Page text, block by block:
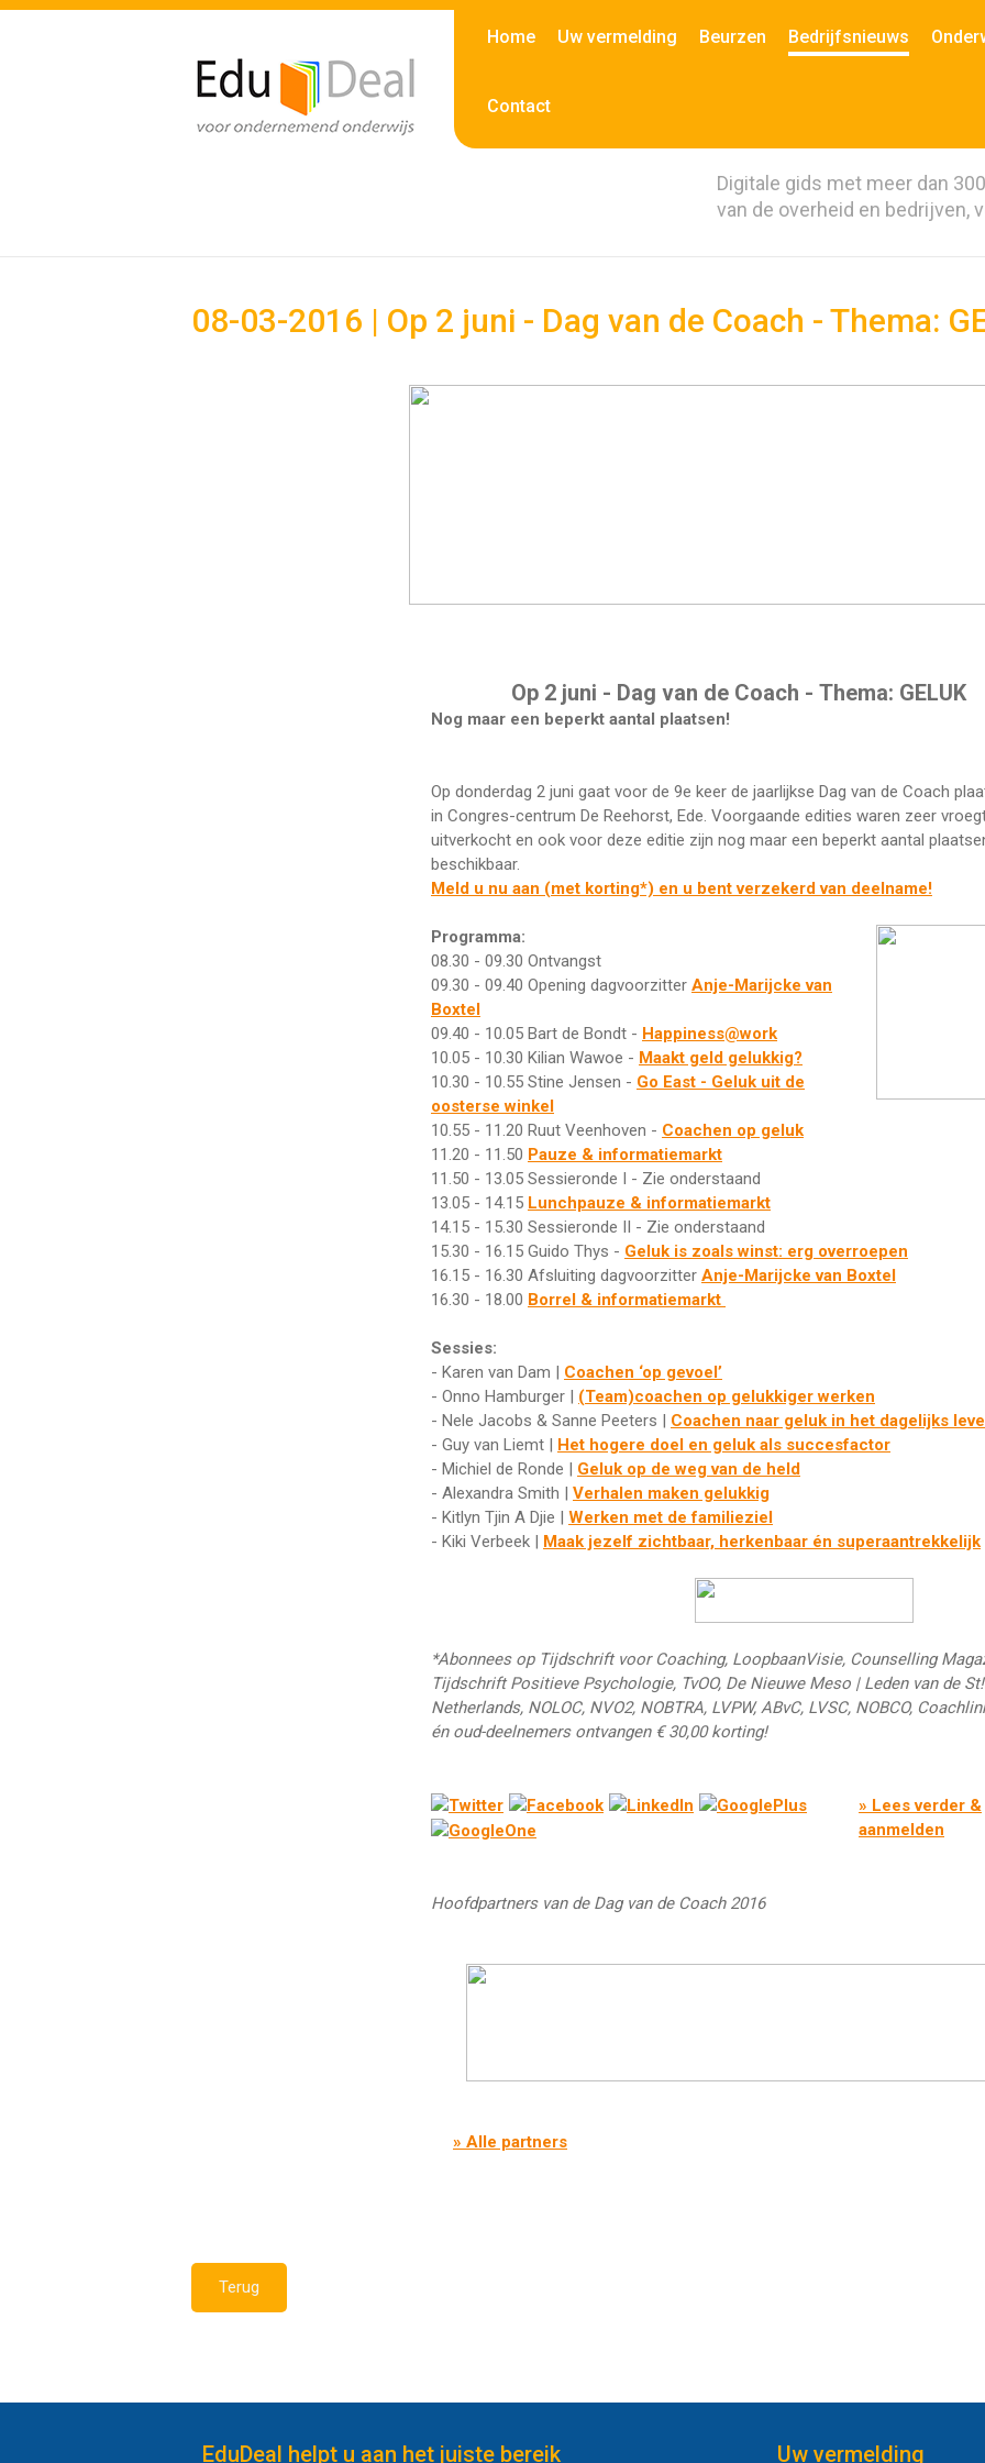
Home Uw vermelding Beurzen Bedrijfsnieuws
Contact
Digitale gids met meer dan
van de overheid en bedrijven,
08-03-2016 | Op 2 juni - Dag van de Coach - Thema:
Op 2 juni - Dag van de Coach - Thema: GELUK
Nog maar een beperkt aantal plaatsen!
Op donderdag 2 juni gaat voor de 9e keer de jaarlijkse Dag van de Coach
in Congres-centrum De Reehorst, Ede. Voorgaande edities waren zeer
uitverkocht en ook voor deze editie zijn nog maar een beperkt aantal
beschikbaar.
Meld u nu aan (met korting*) en u bent verzekerd van deelname!
Programma:
08.30 - 09.30 Ontvangst
09.30 - 09.40 Opening dagvoorzitter Anje-Marijcke van
Boxtel
09.40 - 10.05 Bart de Bondt - Happiness@work
10.05 - 10.30 Kilian Wawoe - Maakt geld gelukkig?
10.30 - 10.55 Stine Jensen - Go East - Geluk uit de
oosterse winkel
10.55 - 11.20 Ruut Veenhoven - Coachen op geluk
11.20 - 11.50 Pauze & informatiemarkt
11.50 - 13.05 Sessieronde I - Zie onderstaand
13.05 - 14.15 Lunchpauze & informatiemarkt
14.15 - 15.30 Sessieronde II - Zie onderstaand
15.30 - 16.15 Guido Thys - Geluk is zoals winst: erg overroepen
16.15 - 16.30 Afsluiting dagvoorzitter Anje-Marijcke van Boxtel
16.30 - 18.00 Borrel & informatiemarkt
Sessies:
- Karen van Dam | Coachen ‘op gevoel’
- Onno Hamburger | (Team)coachen op gelukkiger werken
- Nele Jacobs & Sanne Peeters | Coachen naar geluk in het dagelijks
- Guy van Liemt | Het hogere doel en geluk als succesfactor
- Michiel de Ronde | Geluk op de weg van de held
- Alexandra Smith | Verhalen maken gelukkig
- Kitlyn Tjin A Djie | Werken met de familieziel
- Kiki Verbeek | Maak jezelf zichtbaar, herkenbaar én superaantrekkelijk
*Abonnees op Tijdschrift voor Coaching, LoopbaanVisie, Counselling
Tijdschrift Positieve Psychologie, TvOO, De Nieuwe Meso | Leden van de
Netherlands, NOLOC, NVO2, NOBTRA, LVPW, ABvC, LVSC, NOBCO,
én oud-deelnemers ontvangen € 30,00 korting!
» Lees verder &
aanmelden
Hoofdpartners van de Dag van de Coach 2016
» Alle partners
Terug
EduDeal helpt u aan het juiste bereik Uw vermelding